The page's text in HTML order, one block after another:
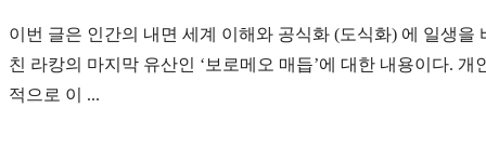
이번 글은 인간의 내면 세계 이해와 공식화 (도식화) 에 일생을
친 라캉의 마지막 유산인 ‘보로메오 매듭’에 대한 내용이다. 개
적으로 이 ...